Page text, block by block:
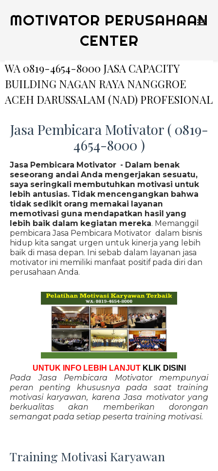
MOTIVATOR PERUSAHAAN
CENTER
WA 0819-4654-8000 JASA CAPACITY
BUILDING NAGAN RAYA NANGGROE
ACEH DARUSSALAM (NAD) PROFESIONAL
Jasa Pembicara Motivator ( 0819-
4654-8000 )
Jasa Pembicara Motivator - Dalam benak
seseorang andai Anda mengerjakan sesuatu,
saya seringkali membutuhkan motivasi untuk
lebih antusias. Tidak mencengangkan bahwa
tidak sedikit orang memakai layanan
memotivasi guna mendapatkan hasil yang
lebih baik dalam kegiatan mereka. Memanggil
pembicara Jasa Pembicara Motivator dalam bisnis
hidup kita sangat urgen untuk kinerja yang lebih
baik di masa depan. Ini sebab dalam layanan jasa
motivator ini memiliki manfaat positif pada diri dan
perusahaan Anda.
UNTUK INFO LEBIH LANJUT KLIK DISINI
Pada Jasa Pembicara Motivator mempunyai
peran penting khususnya pada saat training
motivasi karyawan, karena Jasa motivator yang
berkualitas akan memberikan dorongan
semangat pada setiap peserta training motivasi.
Training Motivasi Karyawan